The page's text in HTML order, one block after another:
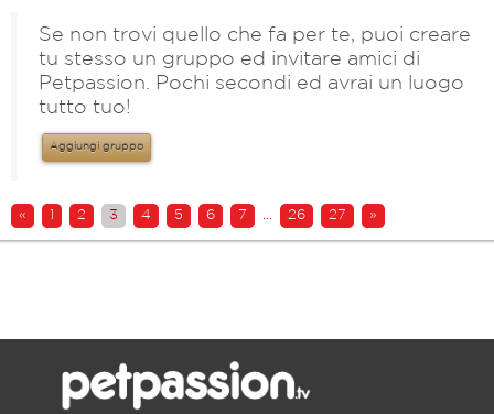
Se non trovi quello che fa per te, puoi creare
tu stesso un gruppo ed invitare amici di
Petpassion. Pochi secondi ed avrai un luogo
tutto tuo!
Aggiungi gruppo
« 1 2 3 4 5 6 7 26 27 »